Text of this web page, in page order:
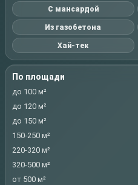
С мансардой
Из газобетона
Хай-тек
По площади
до 100 м²
до 120 м²
до 150 м²
150-250 м²
220-320 м²
320-500 м²
от 500 м²